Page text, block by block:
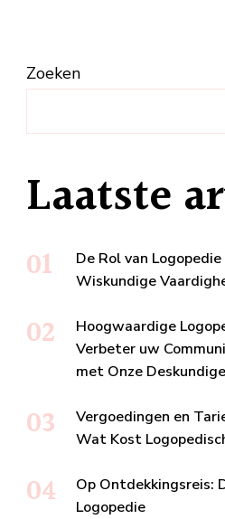
Zoeken
Laatste
De Rol van
Wiskundige
Hoogwaardige
Verbeter uw
met Onze
Vergoedingen en
Wat Kost
Op Ontdekkingsreis:
Logopedie